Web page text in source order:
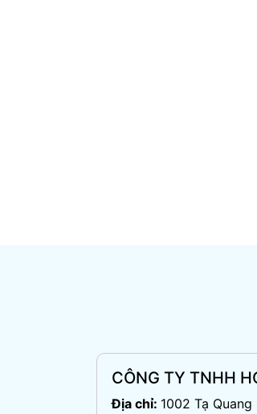
CÔNG TY TNHH
Địa chỉ: 1002 Tạ